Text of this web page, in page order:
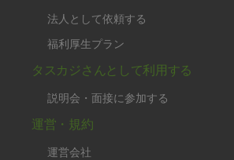
法人として依頼する
福利厚生プラン
タスカジさんとして利用する
説明会・面接に参加する
運営・規約
運営会社